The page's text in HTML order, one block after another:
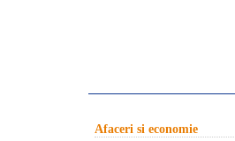
Afaceri si economie